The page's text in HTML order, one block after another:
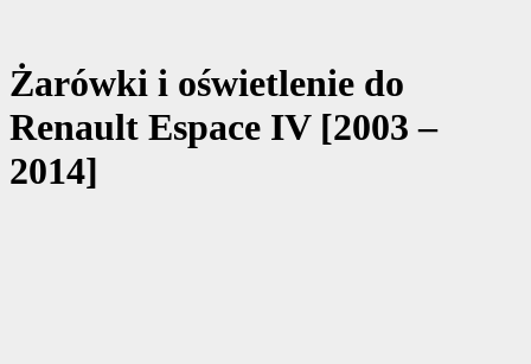
Żarówki i oświetlenie do
Renault Espace IV [2003 –
2014]